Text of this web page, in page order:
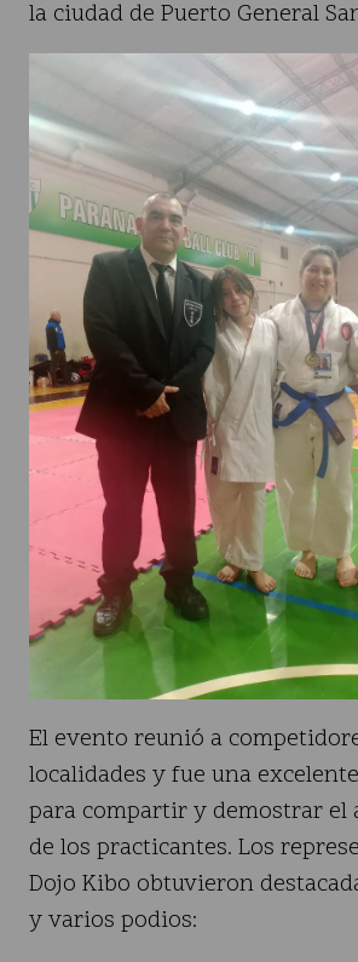
la ciudad de Puerto General
El evento reunió a
localidades y fue una
para compartir y demostrar el
de los practicantes. Los
Dojo Kibo obtuvieron
y varios podios: